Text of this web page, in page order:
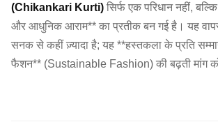
(Chikankari Kurti) सिर्फ एक परिधान नहीं,
और आधुनिक आराम** का प्रतीक बन गई है। यह
सनक से कहीं ज़्यादा है; यह **हस्तकला के प्रति
फैशन** (Sustainable Fashion) की बढ़ती मांग को